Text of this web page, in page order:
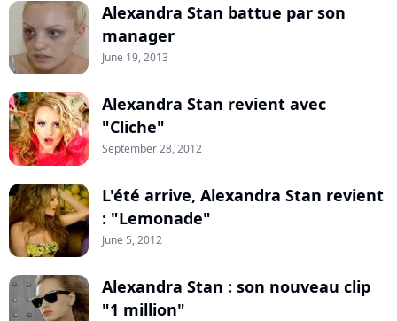
Alexandra Stan battue par son
manager
June 19, 2013
Alexandra Stan revient avec
"Cliche"
September 28, 2012
L'été arrive, Alexandra Stan revient
: "Lemonade"
June 5, 2012
Alexandra Stan : son nouveau clip
"1 million"